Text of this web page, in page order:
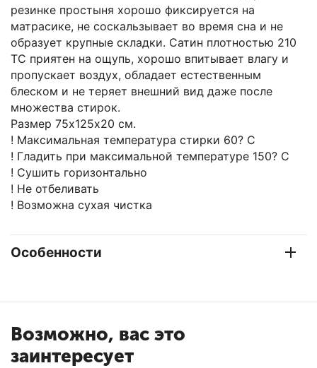
резинке простыня хорошо фиксируется на
матрасике, не соскальзывает во время сна и не
образует крупные складки. Сатин плотностью 210
ТС приятен на ощупь, хорошо впитывает влагу и
пропускает воздух, обладает естественным
блеском и не теряет внешний вид даже после
множества стирок.
Размер 75х125х20 см.
! Максимальная температура стирки 60? C
! Гладить при максимальной температуре 150? C
! Сушить горизонтально
! Не отбеливать
! Возможна сухая чистка
Особенности
Возможно, вас это
заинтересует